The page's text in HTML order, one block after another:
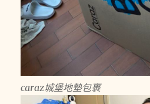
caraz城堡地墊包裹